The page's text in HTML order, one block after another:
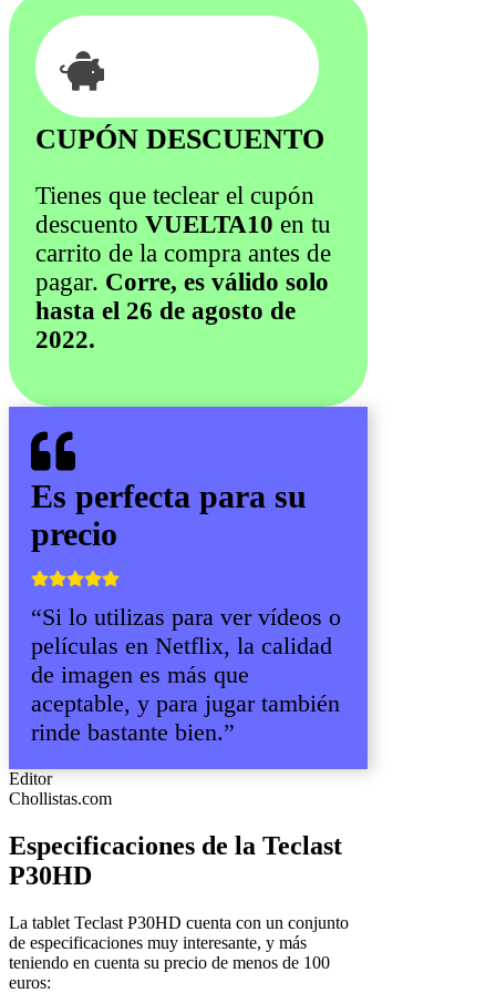
CUPÓN DESCUENTO
Tienes que teclear el cupón
descuento VUELTA10 en tu
carrito de la compra antes de
pagar. Corre, es válido solo
hasta el 26 de agosto de
2022.
Es perfecta para su
precio
“Si lo utilizas para ver vídeos o
películas en Netflix, la calidad
de imagen es más que
aceptable, y para jugar también
rinde bastante bien.”
Editor
Chollistas.com
Especificaciones de la Teclast
P30HD
La tablet Teclast P30HD cuenta con un conjunto
de especificaciones muy interesante, y más
teniendo en cuenta su precio de menos de 100
euros: